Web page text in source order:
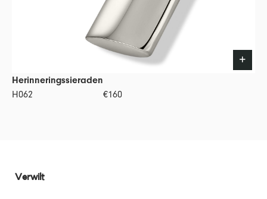
Herinneringssieraden
H062
€160
Verwilt